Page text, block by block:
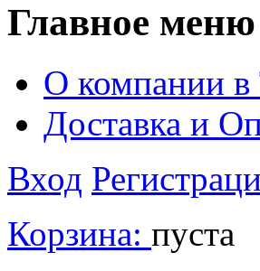
Главное меню
О компании в
Доставка и
Вход
Корзина: пуста